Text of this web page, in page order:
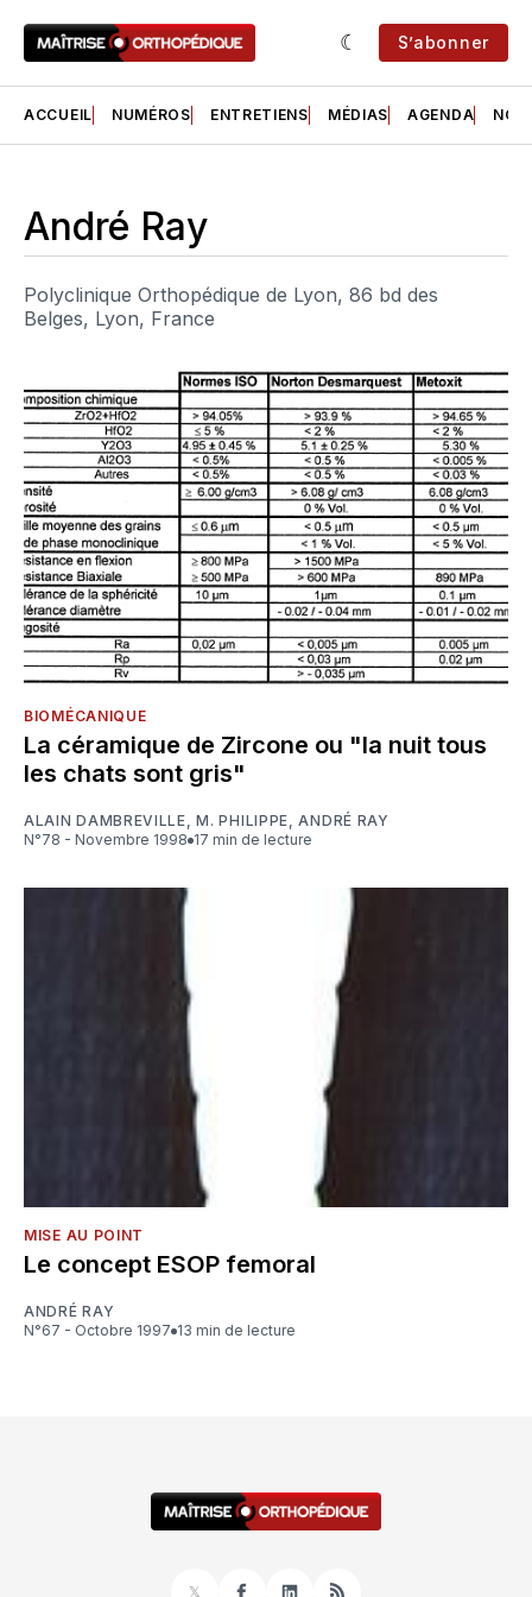
S’abonner
ACCUEIL NUMÉROS ENTRETIENS MÉDIAS AGENDA NOS
André Ray
Polyclinique Orthopédique de Lyon, 86 bd des
Belges, Lyon, France
BIOMÉCANIQUE
La céramique de Zircone ou "la nuit tous
les chats sont gris"
ALAIN DAMBREVILLE,M. PHILIPPE,ANDRÉ RAY
N°78 - Novembre 1998
17 min de lecture
MISE AU POINT
Le concept ESOP femoral
ANDRÉ RAY
N°67 - Octobre 1997
13 min de lecture
𝕏